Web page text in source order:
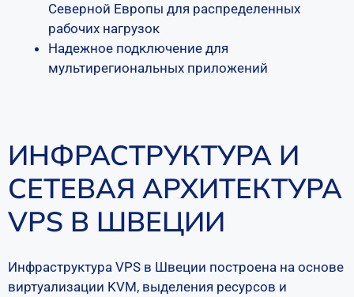
Северной Европы для распределенных
рабочих нагрузок
Надежное подключение для
мультирегиональных приложений
ИНФРАСТРУКТУРА И
СЕТЕВАЯ АРХИТЕКТУРА
VPS В ШВЕЦИИ
Инфраструктура VPS в Швеции построена на основе
виртуализации KVM, выделения ресурсов и